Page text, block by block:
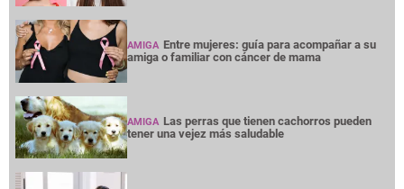
AMIGA Entre mujeres: guía para acompañar a su
amiga o familiar con cáncer de mama
AMIGA Las perras que tienen cachorros pueden
tener una vejez más saludable